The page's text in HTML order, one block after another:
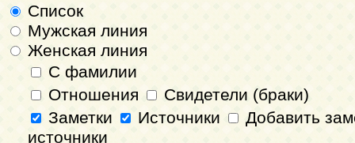
Список
Мужская линия
Женская линия
С фамилии
Отношения
Свидетели (браки)
Заметки
Источники
Добавить
источники